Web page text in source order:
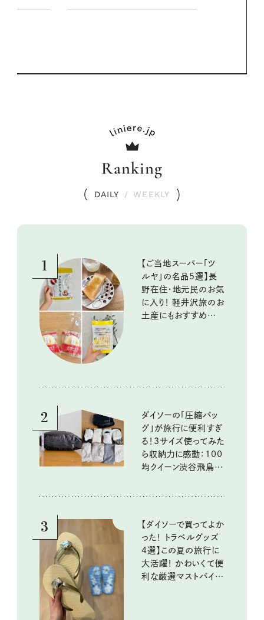
Ranking
DAILY / WEEKLY
1
【ご当地スーパー「ツ
ルヤ」の名品5選】長
野在住・地元民のお気
に入り！ 軽井沢旅のお
土産にもおすすめのお
2
ダイソーの「圧縮バッ
グ」が旅行に便利すぎ
る！3サイズ使ってみた
ら収納力に感動：100
均クイーン渋谷飛鳥の
3
【ダイソーで買ってよか
った！ トラベルグッズ
4選】この夏の旅行に
大活躍！ かわいくて便
利な厳選マストバイア